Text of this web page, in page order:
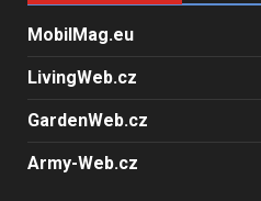
MobilMag.eu
LivingWeb.cz
GardenWeb.cz
Army-Web.cz